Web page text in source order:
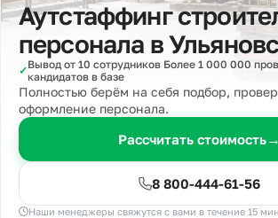
Аутстаффинг
персонала в
✓Вывод от 10 сотрудников Более 1 000 000
кандидатов в базе
Полностью берём на себя подбор,
оформление персонала.
Рассчитать стоимость→
8 800-444-61-56
Наши менеджеры свяжутся с вами в течение 15 мин